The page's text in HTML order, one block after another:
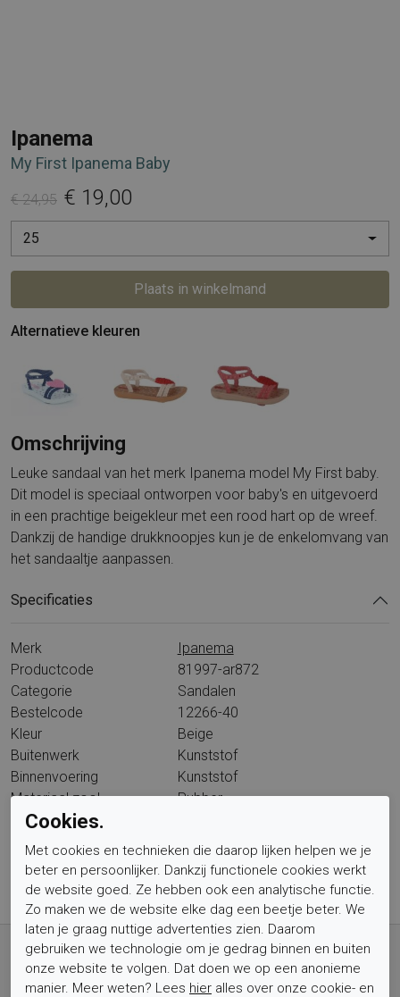
Ipanema
My First Ipanema Baby
€ 24,95 € 19,00
25
Plaats in winkelmand
Alternatieve kleuren
Omschrijving
Leuke sandaal van het merk Ipanema model My First baby.
Dit model is speciaal ontworpen voor baby's en uitgevoerd
in een prachtige beigekleur met een rood hart op de wreef.
Dankzij de handige drukknoopjes kun je de enkelomvang van
het sandaaltje aanpassen.
Specificaties
Merk
Ipanema
Productcode
81997-ar872
Categorie
Sandalen
Bestelcode
12266-40
Kleur
Beige
Buitenwerk
Kunststof
Binnenvoering
Kunststof
Materiaal zool
Rubber
Hakhoogte
Type binnenzool
Vast
Wandelklasse
L15A6
Gratis verzending vanaf € 59,- (voor NL)
Bestel nu, betaal achteraf met Klarna
Levertijd 1-2 werkdagen*
Cookies.
Met cookies en technieken die daarop lijken helpen we je
beter en persoonlijker. Dankzij functionele cookies werkt
de website goed. Ze hebben ook een analytische functie.
Zo maken we de website elke dag een beetje beter. We
laten je graag nuttige advertenties zien. Daarom
gebruiken we technologie om je gedrag binnen en buiten
onze website te volgen. Dat doen we op een anonieme
manier. Meer weten? Lees hier alles over onze cookie- en